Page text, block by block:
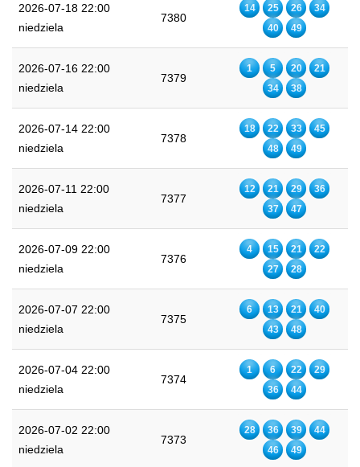
2026-07-18 22:00
niedziela
7380
14 25 26
34
40
49
2026-07-16 22:00
niedziela
7379
1 5 20
21
34
38
2026-07-14 22:00
niedziela
7378
18 22 33
45
48
49
2026-07-11 22:00
niedziela
7377
12 21 29
36
37
47
2026-07-09 22:00
niedziela
7376
4 15 21
22
27
28
2026-07-07 22:00
niedziela
7375
6 13 21
40
43
48
2026-07-04 22:00
niedziela
7374
1 6 22
29
36
44
2026-07-02 22:00
niedziela
7373
28 36 39
44
46
49